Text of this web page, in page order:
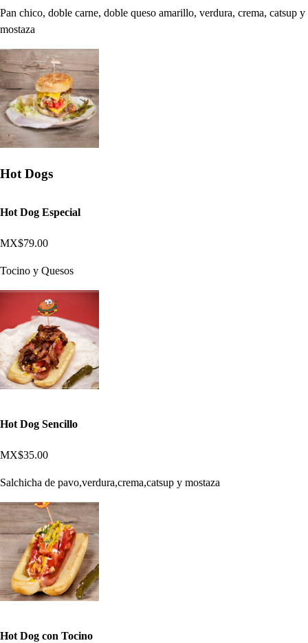
Pan chico, doble carne, doble queso amarillo, verdura, crema, catsup y
mostaza
Hot Dogs
Hot Dog Especial
MX$79.00
Tocino y Quesos
Hot Dog Sencillo
MX$35.00
Salchicha de pavo,verdura,crema,catsup y mostaza
Hot Dog con Tocino